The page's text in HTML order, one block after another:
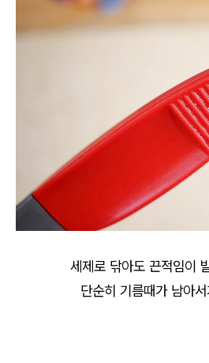
세제로 닦아도 끈적임이
단순히 기름때가 남아